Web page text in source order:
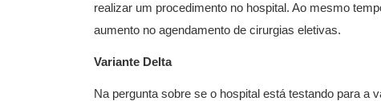
realizar um procedimento no hospital. Ao mesmo
aumento no agendamento de cirurgias eletivas.
Variante Delta
Na pergunta sobre se o hospital está testando para a